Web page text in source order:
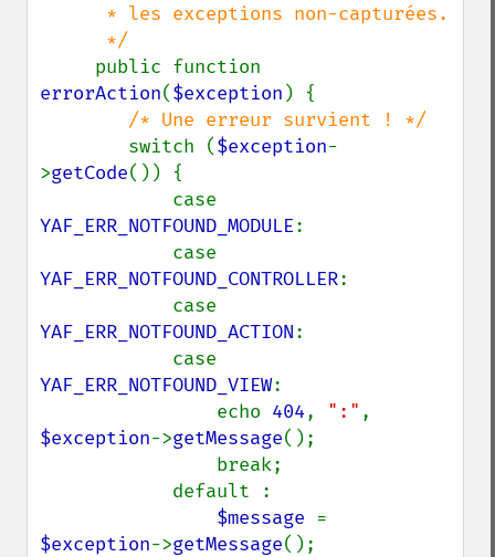
errorAction($exception ) {
/* Une erreur survient ! */
switch ($exception-
>getCode()) {
YAF_ERR_NOTFOUND_MODULE:
YAF_ERR_NOTFOUND_CONTROLLER:
YAF_ERR_NOTFOUND_ACTION:
YAF_ERR_NOTFOUND_VIEW:
                echo
404, ":"
$exception->getMessage();
$message
$exception->getMessage();